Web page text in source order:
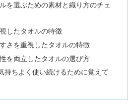
を選ぶための素材と織り方のチェ
したタオルの特徴
さを重視したタオルの特徴
を両立したタオルの選び方
持ちよく使い続けるために覚えて